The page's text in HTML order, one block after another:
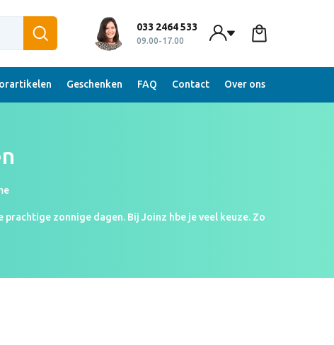
033 2464 533
09.00-17.00
Geschenken FAQ Contact Over ons
zonnige dagen. Bij Joinz hbe je veel keuze. Zo
of tekst. De zonnebrandcrème wordt vaak mee naar
Wacht dus niet langer en schaf ook één van de meest